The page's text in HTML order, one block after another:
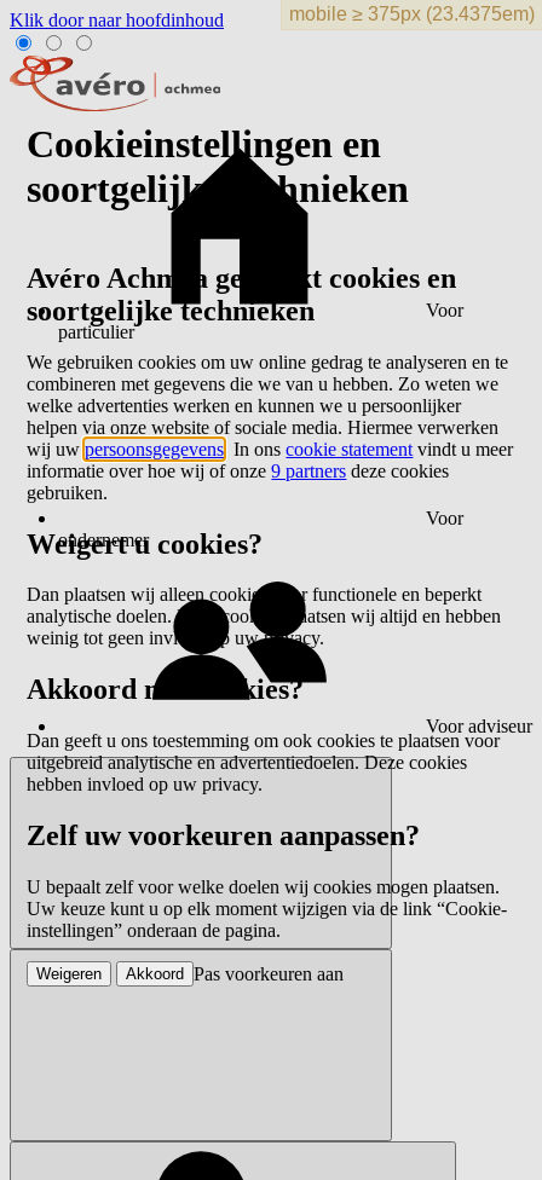
Klik door naar hoofdinhoud
Voor
particulier
Voor
ondernemer
Voor adviseur
Cookieinstellingen en
soortgelijke technieken
Avéro Achmea gebruikt cookies en
soortgelijke technieken
We gebruiken cookies om uw online gedrag te analyseren en te
combineren met gegevens die we van u hebben. Zo weten we
welke advertenties werken en kunnen we u persoonlijker
helpen via onze website of sociale media. Hiermee verwerken
wij uwpersoonsgegevens . In onscookie statement vindt u meer
informatie over hoe wij of onze9 partners deze cookies
gebruiken.
Weigert u cookies?
Dan plaatsen wij alleen cookies voor functionele en beperkt
analytische doelen. Deze cookies plaatsen wij altijd en hebben
weinig tot geen invloed op uw privacy.
Akkoord met cookies?
Dan geeft u ons toestemming om ook cookies te plaatsen voor
uitgebreid analytische en advertentiedoelen. Deze cookies
hebben invloed op uw privacy.
Zelf uw voorkeuren aanpassen?
U bepaalt zelf voor welke doelen wij cookies mogen plaatsen.
Uw keuze kunt u op elk moment wijzigen via de link “Cookie-
instellingen” onderaan de pagina.
Pas voorkeuren aan
Weigeren Akkoord